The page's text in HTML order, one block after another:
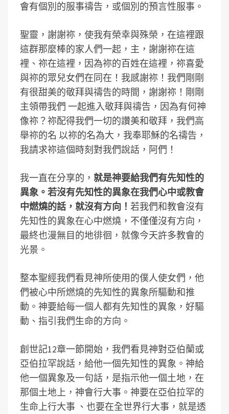
會有個別的服事禱告，或個別的預言性服事。
聖靈，謝謝祢，使我有榮幸與殊榮，在這裡跟
這群那麼棒的家人們一起，主，謝謝祢在這
裡、祢在這裡，因為祢的百姓在這裡，祢喜愛
與祢的眾兒女們在同在！我感謝祢！我們剛剛
有很甜美的敬拜與禱告的時間，謝謝祢！剛剛
主領帶我們 一起進入敬拜與禱告，因為有何神
像祢？祢配得我們一切的讚美和敬拜，我們高
舉祢的名 以祢的名為大，我奉耶穌的名禱告，
我請求祢這個時刻對我們說話，阿們！
我一直在分享的， 就是神要給我們有先知性的
異象。若沒有先知性的異象在我們心中或教會
中燃燒的話，就沒有方向！ 若我們和教會沒有
先知性的異象在心中燃燒，不僅僅沒有方向，
最終也漫無目的地徘徊，就像今天許多教會的
光景。
整本聖經我們看見神所使用的僕人使女們，他
們被心中所燃燒的先知性的異象所驅動和推
動。神要給每一個人都有先知性的異象，好驅
動、指引我們生命的方向。
創世記12章一節開始，我們看見神對亞伯蘭或
亞伯拉罕說話，給他一個先知性的異象。神給
他一個異象及一句話，是指示他一個土地，在
那個土地上，神會行大事。神要在亞伯拉罕的
生命上行大事 、也要在全世界行大事，就是透